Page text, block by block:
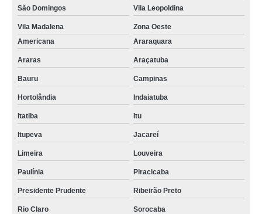
São Domingos Vila Leopoldina
Vila Madalena
Zona Oeste
Americana
Araraquara
Araras Araçatuba
Bauru Campinas
Hortolândia Indaiatuba
Itatiba Itu
Itupeva Jacareí
Limeira Louveira
Paulínia Piracicaba
Presidente Prudente Ribeirão Preto
Rio Claro Sorocaba